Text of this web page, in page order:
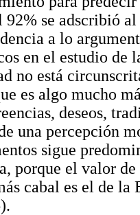
92% se adscribió
a lo
en el estudio de
no está
es algo mucho
deseos,
una percepción
sigue
porque el valor
cabal es el de